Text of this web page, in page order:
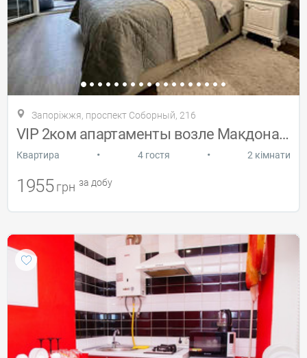
Запоріжжя, проспект Соборный, 216
VIP 2ком апартаменты возле Макдональдса
Квартира • 4 гостя • 2 кімнати
1955 грн за добу